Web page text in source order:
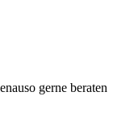
gerne beraten